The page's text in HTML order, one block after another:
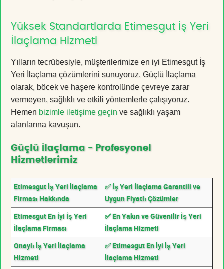
Yüksek Standartlarda Etimesgut İş Yeri
İlaçlama Hizmeti
Yılların tecrübesiyle, müşterilerimize en iyi Etimesgut İş
Yeri İlaçlama çözümlerini sunuyoruz. Güçlü İlaçlama
olarak, böcek ve haşere kontrolünde çevreye zarar
vermeyen, sağlıklı ve etkili yöntemlerle çalışıyoruz.
Hemen bizimle iletişime geçin ve sağlıklı yaşam
alanlarına kavuşun.
Güçlü İlaçlama - Profesyonel
Hizmetlerimiz
Etimesgut İş Yeri İlaçlama
Firması Hakkında
✅ İş Yeri İlaçlama Garantili ve
Uygun Fiyatlı Çözümler
Etimesgut En İyi İş Yeri
İlaçlama Firması
✅ En Yakın ve Güvenilir İş Yeri
İlaçlama Hizmeti
Onaylı İş Yeri İlaçlama
Hizmeti
✅ Etimesgut En İyi İş Yeri
İlaçlama Hizmeti